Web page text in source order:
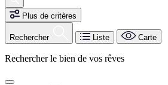
Plus de critères
Rechercher Liste Carte
Rechercher le bien de vos rêves